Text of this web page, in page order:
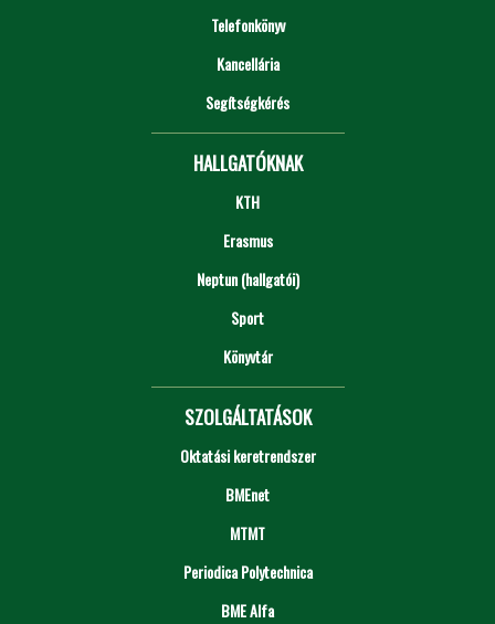
Telefonkönyv
Kancellária
Segítségkérés
HALLGATÓKNAK
KTH
Erasmus
Neptun (hallgatói)
Sport
Könyvtár
SZOLGÁLTATÁSOK
Oktatási keretrendszer
BMEnet
MTMT
Periodica Polytechnica
BME Alfa